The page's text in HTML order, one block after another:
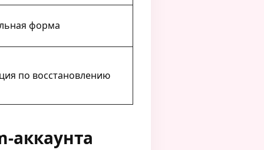
форма
по восстановлению
аккаунта